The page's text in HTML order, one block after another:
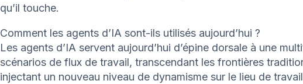
qu’il touche.
Comment les agents d’IA sont-ils utilisés aujourd’hui ?
Les agents d’IA servent aujourd’hui d’épine dorsale à une
scénarios de flux de travail, transcendant les frontières
injectant un nouveau niveau de dynamisme sur le lieu de